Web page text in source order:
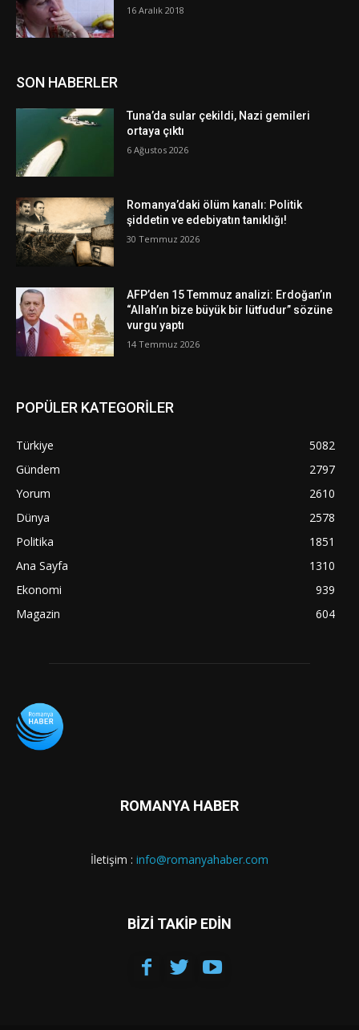
16 Aralık 2018
SON HABERLER
Tuna’da sular çekildi, Nazi gemileri
ortaya çıktı
6 Ağustos 2026
Romanya’daki ölüm kanalı: Politik
şiddetin ve edebiyatın tanıklığı!
30 Temmuz 2026
AFP’den 15 Temmuz analizi: Erdoğan’ın
“Allah’ın bize büyük bir lütfudur” sözüne
vurgu yaptı
14 Temmuz 2026
POPÜLER KATEGORİLER
Türkiye
5082
Gündem
2797
Yorum
2610
Dünya
2578
Politika
1851
Ana Sayfa
1310
Ekonomi
939
Magazin
604
ROMANYA HABER
İletişim : info@romanyahaber.com
BİZİ TAKİP EDİN